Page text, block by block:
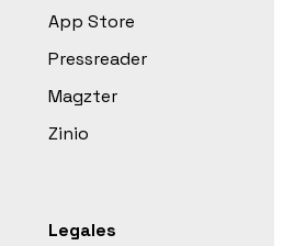
App Store
Pressreader
Magzter
Zinio
Legales